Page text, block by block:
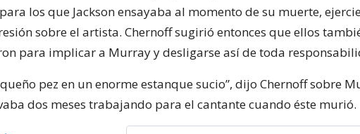
los que Jackson ensayaba al momento de su muerte,
sobre el artista. Chernoff sugirió entonces que ellos
para implicar a Murray y desligarse así de toda
pez en un enorme estanque sucio”, dijo Chernoff sobre
dos meses trabajando para el cantante cuando éste murió.